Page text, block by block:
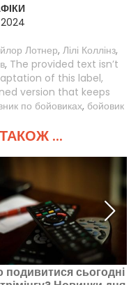
2024
Лотнер, Лілі Коллінз,
, The provided text isn’t
of this label,
version that keeps
по бойовиках, бойовик
...
сьогодні